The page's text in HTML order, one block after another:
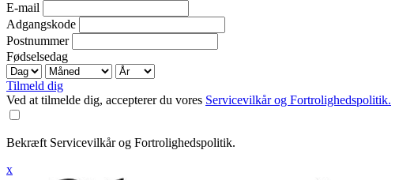
E-mail
Adgangskode
Postnummer
Fødselsedag
Tilmeld dig
Ved at tilmelde dig, accepterer du vores Servicevilkår og Fortrolighedspolitik.
Bekræft Servicevilkår og Fortrolighedspolitik.
x